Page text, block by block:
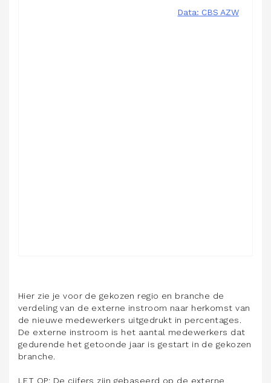
Hier zie je voor de gekozen regio en branche de
verdeling van de externe instroom naar herkomst van
de nieuwe medewerkers uitgedrukt in percentages.
De externe instroom is het aantal medewerkers dat
gedurende het getoonde jaar is gestart in de gekozen
branche.
LET OP: De cijfers zijn gebaseerd op de externe